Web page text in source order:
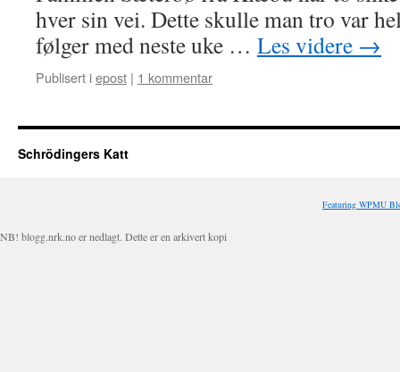
hver sin vei. Dette skulle man tro var
følger med neste uke … Les videre →
Publisert iepost | 1 kommentar
Schrödingers Katt
Featuring WPMU
NB! blogg.nrk.no er nedlagt. Dette er en arkivert kopi